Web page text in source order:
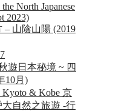
North Japanese
2023)
– 山陰山陽 (2019
遊日本秘境 ~ 四
10月)
& Kobe 京
自然之旅遊 -行